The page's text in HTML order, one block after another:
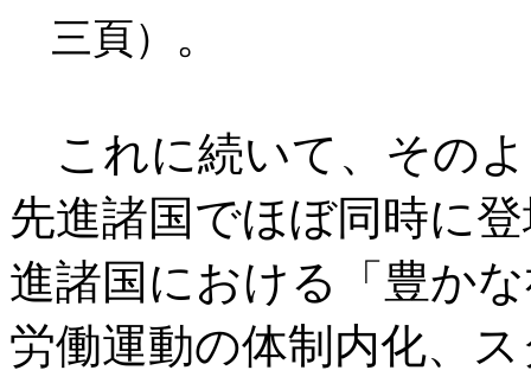
三頁） 。
これに続いて、その
先進諸国でほぼ同時に
進諸国における「豊か
労働運動の体制内化、